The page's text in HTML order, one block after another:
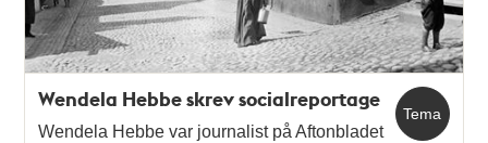
Tema
Wendela Hebbe skrev socialreportage
Wendela Hebbe var journalist på Aftonbladet